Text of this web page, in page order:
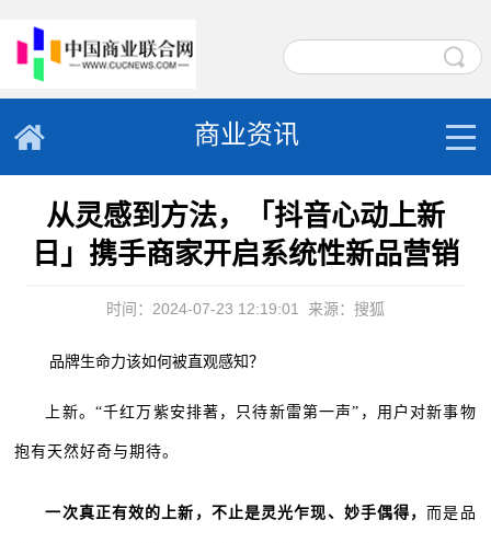
商业资讯
从灵感到方法，「抖音心动上新
日」携手商家开启系统性新品营销
时间：2024-07-23 12:19:01 来源：搜狐
品牌生命力该如何被直观感知？
上新。“千红万紫安排著，只待新雷第一声”，用户对新事物
抱有天然好奇与期待。
一次真正有效的上新，不止是灵光乍现、妙手偶得， 而是品